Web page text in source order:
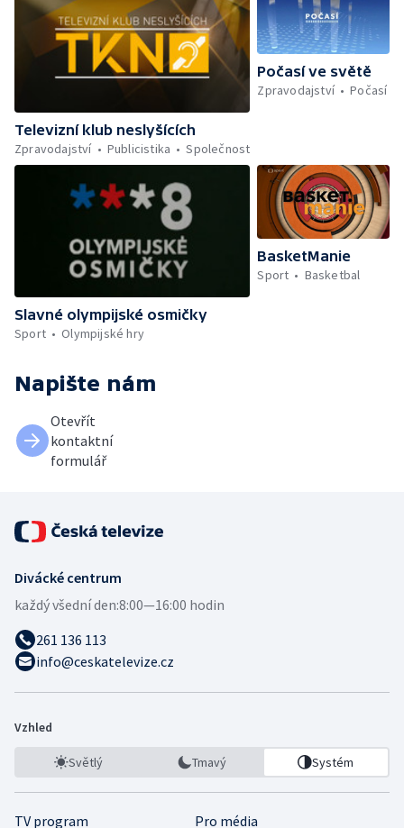
Televizní klub neslyšících
Zpravodajství
Publicistika Společnost
Počasí ve světě
Zpravodajství
Počasí
Slavné olympijské osmičky
Sport
Olympijské hry
BasketManie
Sport
Basketbal
Napište nám
Otevřít
kontaktní
formulář
Divácké centrum
každý všední den:8:00—16:00 hodin
261 136 113
info@ceskatelevize.cz
Vzhled
Světlý Tmavý Systém
TV program Pro média